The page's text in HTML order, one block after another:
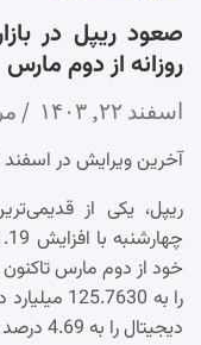
صعود ریپل در
روزانه از دوم مارس
اسفند ۲۲, ۱۴۰۳
آخرین ویرایش در اسفند ۲۲, ۱۴۰۳ توسط
ریپل، یکی از
خود از دوم مارس تاکنون
را به
دیجیتال را به 4.69 درصد افزایش داد.